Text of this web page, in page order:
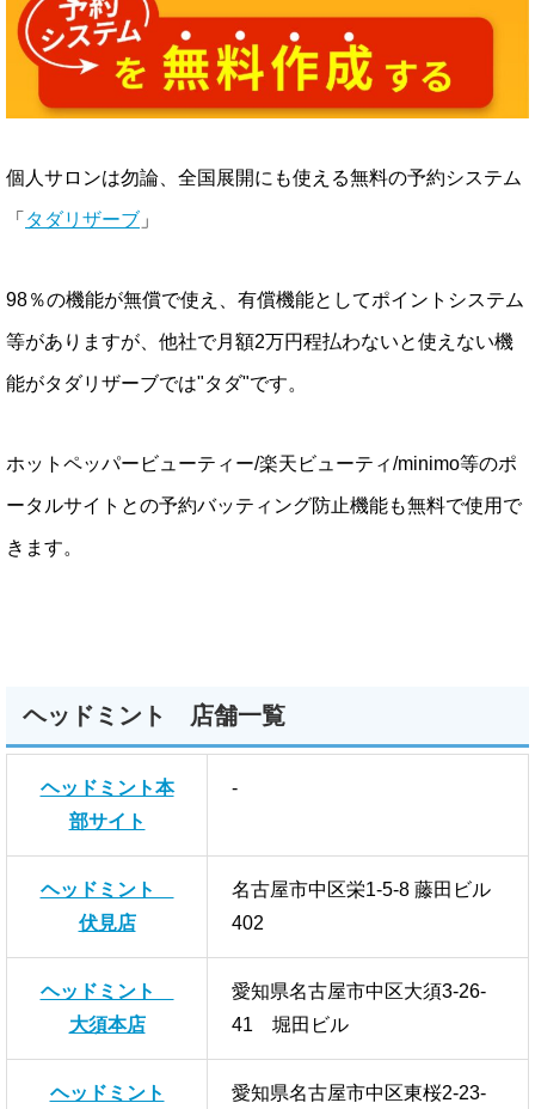
個人サロンは勿論、全国展開にも使える無料の予約システム
「 タダリザーブ 」
98％の機能が無償で使え、有償機能としてポイントシステム
等がありますが、他社で月額2万円程払わないと使えない機
能がタダリザーブでは"タダ"です。
ホットペッパービューティー/楽天ビューティ/minimo等のポ
ータルサイトとの予約バッティング防止機能も無料で使用で
きます。
ヘッドミント 店舗一覧
ヘッドミント本
部サイト
-
ヘッドミント
伏見店
名古屋市中区栄1-5-8 藤田ビル
402
ヘッドミント
大須本店
愛知県名古屋市中区大須3-26-
41 堀田ビル
ヘッドミント
愛知県名古屋市中区東桜2-23-